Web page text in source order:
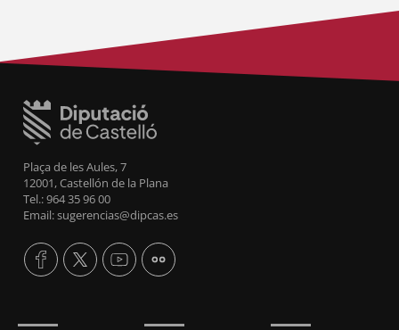
Plaça de les Aules, 7
12001, Castellón de la Plana
Tel.: 964 35 96 00
Email: sugerencias@dipcas.es